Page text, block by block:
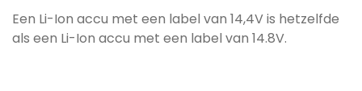
Een Li-Ion accu met een label van 14,4V is hetzelfde
als een Li-Ion accu met een label van 14.8V.